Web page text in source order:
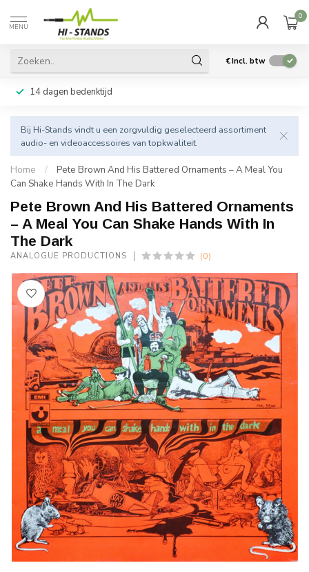
MENU
0
€Incl. btw
14 dagen bedenktijd
Bij Hi-Stands vindt u een zorgvuldig geselecteerd assortiment
audio- en videoaccessoires van topkwaliteit.
Home /
Pete Brown And His Battered Ornaments – A Meal You
Can Shake Hands With In The Dark
Pete Brown And His Battered Ornaments
– A Meal You Can Shake Hands With In
The Dark
ANALOGUE PRODUCTIONS (0)